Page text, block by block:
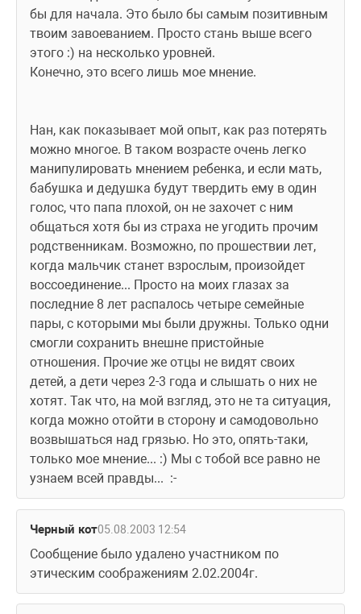
бы для начала. Это было бы самым позитивным
твоим завоеванием. Просто стань выше всего
этого :) на несколько уровней.
Конечно, это всего лишь мое мнение.
Нан, как показывает мой опыт, как раз потерять
можно многое. В таком возрасте очень легко
манипулировать мнением ребенка, и если мать,
бабушка и дедушка будут твердить ему в один
голос, что папа плохой, он не захочет с ним
общаться хотя бы из страха не угодить прочим
родственникам. Возможно, по прошествии лет,
когда мальчик станет взрослым, произойдет
воссоединение... Просто на моих глазах за
последние 8 лет распалось четыре семейные
пары, с которыми мы были дружны. Только одни
смогли сохранить внешне пристойные
отношения. Прочие же отцы не видят своих
детей, а дети через 2-3 года и слышать о них не
хотят. Так что, на мой взгляд, это не та ситуация,
когда можно отойти в сторону и самодовольно
возвышаться над грязью. Но это, опять-таки,
только мое мнение... :) Мы с тобой все равно не
узнаем всей правды...  :-
Черный кот05.08.2003 12:54
Сообщение было удалено участником по
этическим соображениям 2.02.2004г.